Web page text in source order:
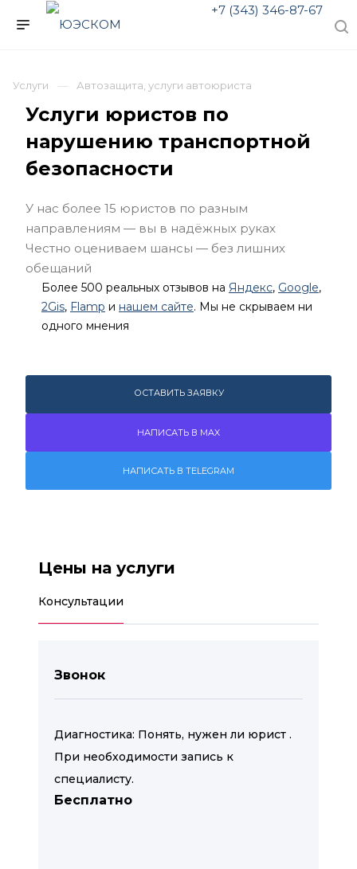
+7 (343) 346-87-67
Услуги Автозащита, услуги автоюриста
Услуги юристов по
нарушению транспортной
безопасности
У нас более 15 юристов по разным
направлениям — вы в надёжных руках
Честно оцениваем шансы — без лишних
обещаний
Более 500 реальных отзывов на Яндекс, Google,
2Gis, Flamp и нашем сайте. Мы не скрываем ни
одного мнения
ОСТАВИТЬ ЗАЯВКУ
НАПИСАТЬ В MAX
НАПИСАТЬ В TELEGRAM
Цены на услуги
Консультации
Звонок
Диагностика: Понять, нужен ли юрист .
При необходимости запись к
специалисту.
Бесплатно